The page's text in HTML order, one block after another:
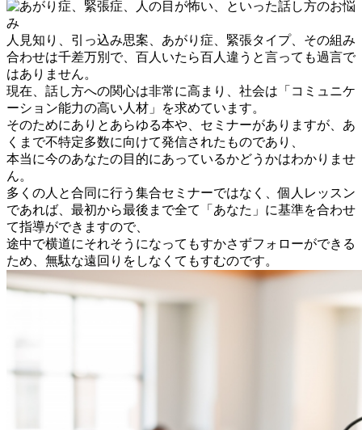
人見知り、引っ込み思案、あがり症、緊張タイプ、その組み
合わせは千差万別で、百人いたら百人違うと言っても過言で
はありません。
現在、話し方への関心は非常に高まり、社会は「コミュニケ
ーション能力の高い人材」を求めています。
そのためにありとあらゆる本や、セミナーがありますが、あ
くまで不特定多数に向けて発信されたものであり、
本当に今のあなたの目的にあっているかどうかはわかりませ
ん。
多くの人と合同に行う集合セミナーではなく、個人レッスン
であれば、最初から最後まで全て「あなた」に基準を合わせ
て指導ができますので、
途中で横道にそれそうになってもすかさずフォローができる
ため、無駄な遠回りをしなくてもすむのです。